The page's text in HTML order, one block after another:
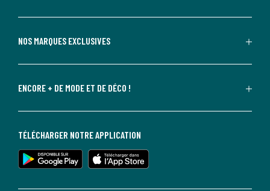
NOS MARQUES EXCLUSIVES
ENCORE + DE MODE ET DE DÉCO !
TÉLÉCHARGER NOTRE APPLICATION